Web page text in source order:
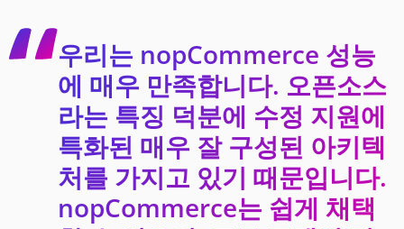
우리는 nopCommerce 성능
에 매우 만족합니다. 오픈소스
라는 특징 덕분에 수정 지원에
특화된 매우 잘 구성된 아키텍
처를 가지고 있기 때문입니다.
nopCommerce는 쉽게 채택